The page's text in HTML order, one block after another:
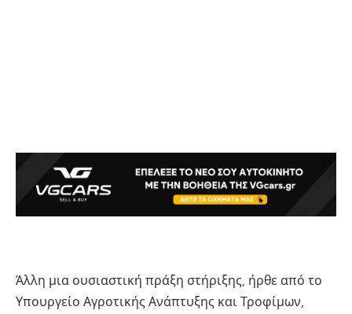
Άλλη μια ουσιαστική πράξη στήριξης, ήρθε από το
Υπουργείο Αγροτικής Ανάπτυξης και Τροφίμων,